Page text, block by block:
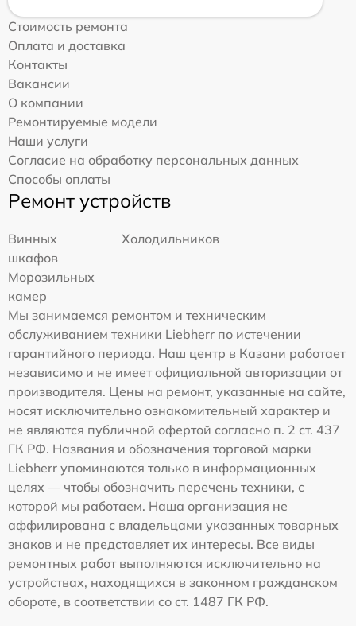
Стоимость ремонта
Оплата и доставка
Контакты
Вакансии
О компании
Ремонтируемые модели
Наши услуги
Согласие на обработку персональных данных
Способы оплаты
Ремонт устройств
Винных
шкафов
Холодильников
Морозильных
камер
Мы занимаемся ремонтом и техническим
обслуживанием техники Liebherr по истечении
гарантийного периода. Наш центр в Казани работает
независимо и не имеет официальной авторизации от
производителя. Цены на ремонт, указанные на сайте,
носят исключительно ознакомительный характер и
не являются публичной офертой согласно п. 2 ст. 437
ГК РФ. Названия и обозначения торговой марки
Liebherr упоминаются только в информационных
целях — чтобы обозначить перечень техники, с
которой мы работаем. Наша организация не
аффилирована с владельцами указанных товарных
знаков и не представляет их интересы. Все виды
ремонтных работ выполняются исключительно на
устройствах, находящихся в законном гражданском
обороте, в соответствии со ст. 1487 ГК РФ.